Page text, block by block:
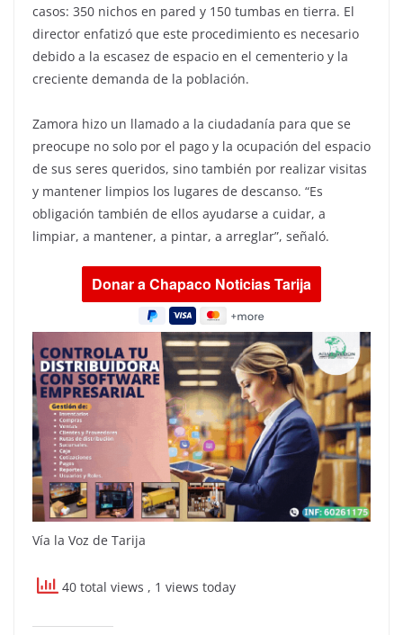
casos: 350 nichos en pared y 150 tumbas en tierra. El
director enfatizó que este procedimiento es necesario
debido a la escasez de espacio en el cementerio y la
creciente demanda de la población.
Zamora hizo un llamado a la ciudadanía para que se
preocupe no solo por el pago y la ocupación del espacio
de sus seres queridos, sino también por realizar visitas
y mantener limpios los lugares de descanso. “Es
obligación también de ellos ayudarse a cuidar, a
limpiar, a mantener, a pintar, a arreglar”, señaló.
Vía la Voz de Tarija
40 total views , 1 views today